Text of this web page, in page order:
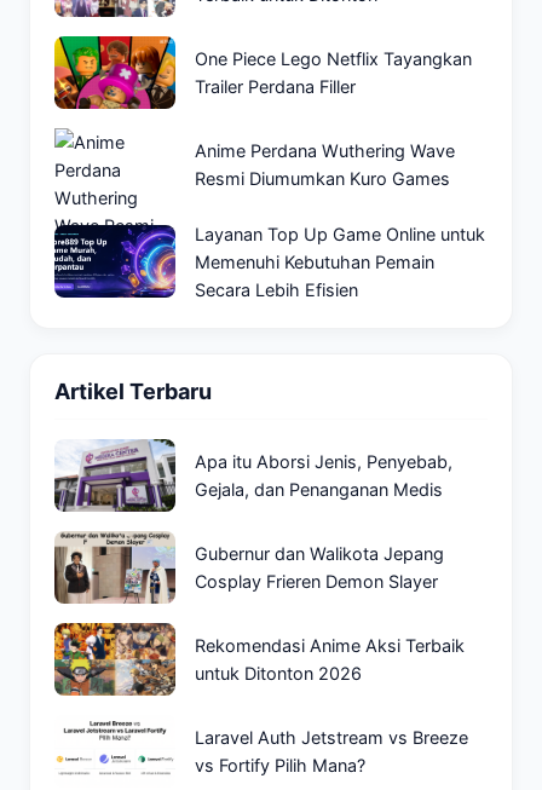
One Piece Lego Netflix Tayangkan
Trailer Perdana Filler
Anime Perdana Wuthering Wave
Resmi Diumumkan Kuro Games
Layanan Top Up Game Online untuk
Memenuhi Kebutuhan Pemain
Secara Lebih Efisien
Artikel Terbaru
Apa itu Aborsi Jenis, Penyebab,
Gejala, dan Penanganan Medis
Gubernur dan Walikota Jepang
Cosplay Frieren Demon Slayer
Rekomendasi Anime Aksi Terbaik
untuk Ditonton 2026
Laravel Auth Jetstream vs Breeze
vs Fortify Pilih Mana?